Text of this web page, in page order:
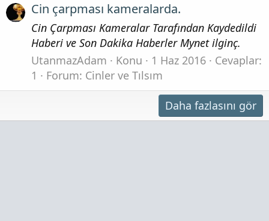
Cin çarpması kameralarda.
Cin Çarpması Kameralar Tarafından Kaydedildi
Haberi ve Son Dakika Haberler Mynet ilginç.
UtanmazAdam
Konu 1 Haz 2016
Cevaplar:
1
Forum: Cinler ve Tılsım
Daha fazlasını gör